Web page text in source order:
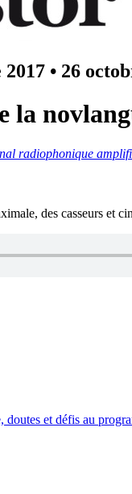
2017 • 26
la
radiophonique
des casseurs et
et défis au